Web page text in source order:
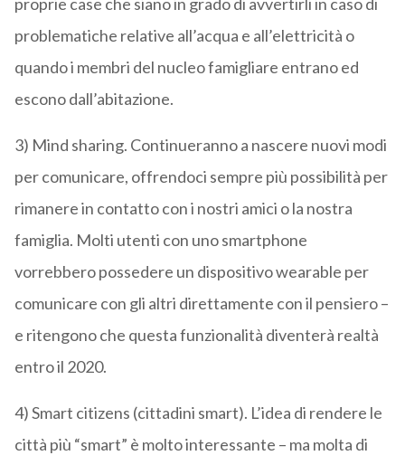
proprie case che siano in grado di avvertirli in caso di
problematiche relative all’acqua e all’elettricità o
quando i membri del nucleo famigliare entrano ed
escono dall’abitazione.
3) Mind sharing. Continueranno a nascere nuovi modi
per comunicare, offrendoci sempre più possibilità per
rimanere in contatto con i nostri amici o la nostra
famiglia. Molti utenti con uno smartphone
vorrebbero possedere un dispositivo wearable per
comunicare con gli altri direttamente con il pensiero –
e ritengono che questa funzionalità diventerà realtà
entro il 2020.
4) Smart citizens (cittadini smart). L’idea di rendere le
città più “smart” è molto interessante – ma molta di